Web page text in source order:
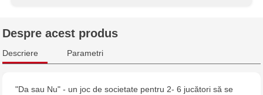
Multistore Centru - bd. Cantemir, 6
Despre acest produs
Descriere Parametri
"Da sau Nu" - un joc de societate pentru 2- 6 jucători să se